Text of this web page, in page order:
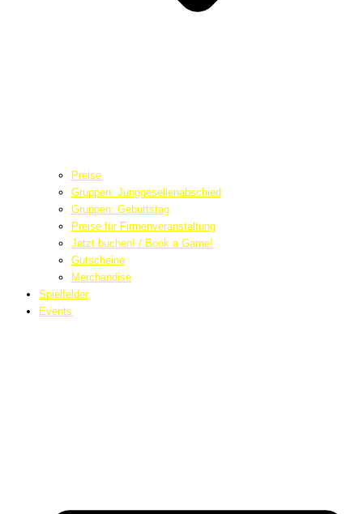
Preise
Gruppen: Junggesellenabschied
Gruppen: Geburtstag
Preise für Firmenveranstaltung
Jetzt buchen! / Book a Game!
Gutscheine
Merchandise
Spielfelder
Events